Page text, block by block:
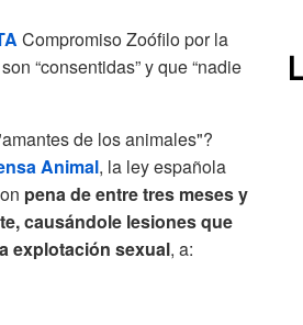
Compromiso Zoófilo por la
“consentidas” y que “nadie
de los animales"?
Animal, la ley española
pena de entre tres meses y
causándole lesiones que
explotación sexual, a: